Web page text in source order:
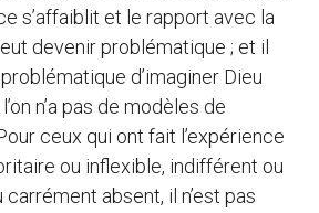
s’affaiblit et le rapport avec la
devenir problématique ; et il
d’imaginer Dieu
n’a pas de modèles de
ceux qui ont fait l’expérience
ou inflexible, indifférent ou
absent, il n’est pas